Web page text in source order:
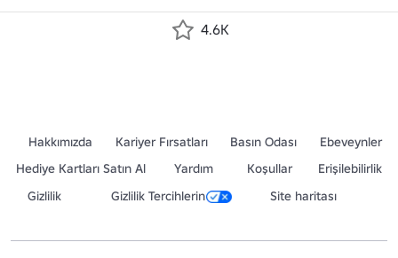
4.6K
Hakkımızda Kariyer Fırsatları Basın Odası
Ebeveynler
Hediye Kartları Satın Al
Yardım Koşullar
Erişilebilirlik
Gizlilik
Gizlilik Tercihlerin Site haritası